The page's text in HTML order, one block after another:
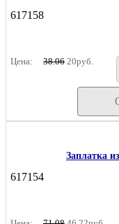
617158
Цена: 38.06 20руб.
Заплатка
617154